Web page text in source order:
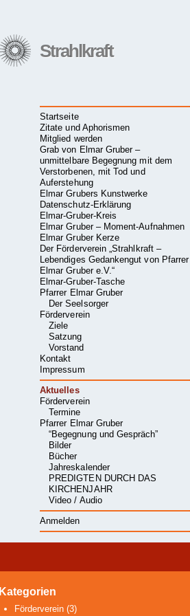
Strahlkraft
Startseite
Zitate und Aphorismen
Mitglied werden
Grab von Elmar Gruber –
unmittelbare Begegnung mit dem
Verstorbenen, mit Tod und
Auferstehung
Elmar Grubers Kunstwerke
Datenschutz-Erklärung
Elmar-Gruber-Kreis
Elmar Gruber – Moment-Aufnahmen
Elmar Gruber Kerze
Der Förderverein „Strahlkraft –
Lebendiges Gedankengut von Pfarrer
Elmar Gruber e.V.“
Elmar-Gruber-Tasche
Pfarrer Elmar Gruber
Der Seelsorger
Förderverein
Ziele
Satzung
Vorstand
Kontakt
Impressum
Aktuelles
Förderverein
Termine
Pfarrer Elmar Gruber
“Begegnung und Gespräch”
Bilder
Bücher
Jahreskalender
PREDIGTEN DURCH DAS
KIRCHENJAHR
Video / Audio
Anmelden
Kategorien
Förderverein (3)